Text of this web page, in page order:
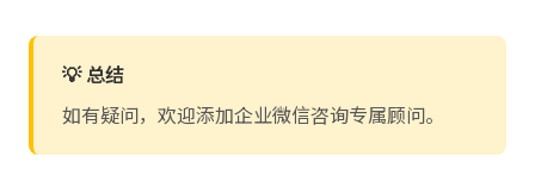
💡 总结
如有疑问，欢迎添加企业微信咨询专属顾问。